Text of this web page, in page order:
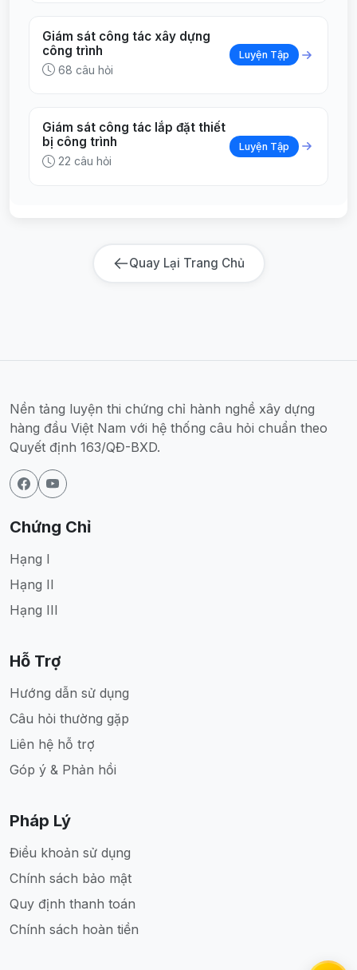
Giám sát công tác xây dựng
công trình
68 câu hỏi
Luyện Tập
Giám sát công tác lắp đặt thiết
bị công trình
22 câu hỏi
Luyện Tập
Quay Lại Trang Chủ
Nền tảng luyện thi chứng chỉ hành nghề xây dựng
hàng đầu Việt Nam với hệ thống câu hỏi chuẩn theo
Quyết định 163/QĐ-BXD.
Chứng Chỉ
Hạng I
Hạng II
Hạng III
Hỗ Trợ
Hướng dẫn sử dụng
Câu hỏi thường gặp
Liên hệ hỗ trợ
Góp ý & Phản hồi
Pháp Lý
Điều khoản sử dụng
Chính sách bảo mật
Quy định thanh toán
Chính sách hoàn tiền